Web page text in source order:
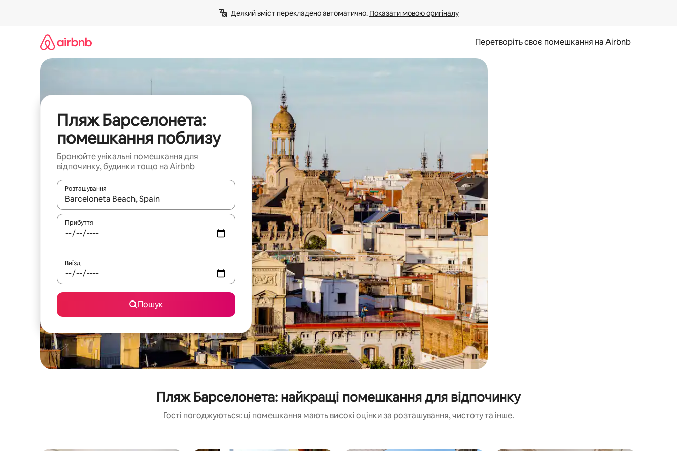
Деякий вміст перекладено автоматично. Показати мовою оригіналу
Перетворіть своє помешкання на Airbnb
Пляж Барселонета:
помешкання поблизу
Бронюйте унікальні помешкання для
відпочинку, будинки тощо на Airbnb
Розташування
Отримавши результати пошуку, використовуйте для навігації сторінкою клавіші зі стрілками вгору та вниз або жести дотику та гортання.
Прибуття
Виїзд
Пошук
Пляж Барселонета: найкращі помешкання для відпочинку
Гості погоджуються: ці помешкання мають високі оцінки за розташування, чистоту та інше.